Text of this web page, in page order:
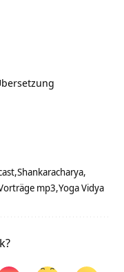
Shankaracharya
mp3 Yoga Vidya